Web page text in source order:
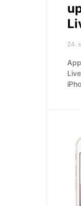
24.